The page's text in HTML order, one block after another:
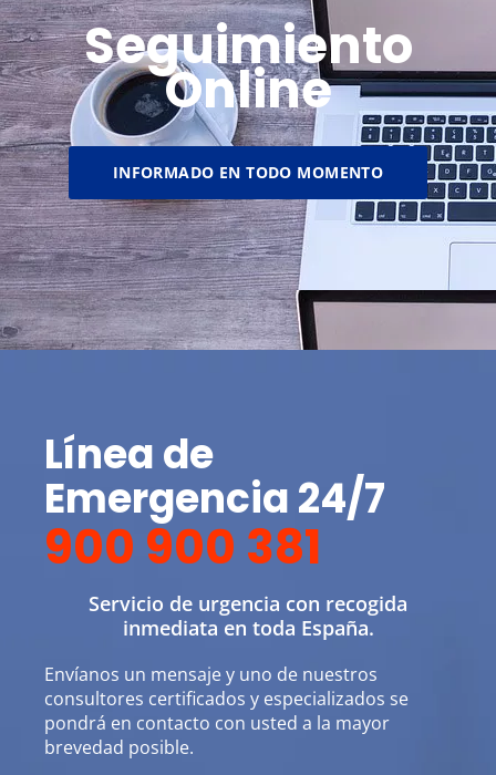
Seguimiento
Online
INFORMADO EN TODO MOMENTO
Línea de
Emergencia 24/7
900 900 381
Servicio de urgencia con recogida
inmediata en toda España.
Envíanos un mensaje y uno de nuestros
consultores certificados y especializados se
pondrá en contacto con usted a la mayor
brevedad posible.